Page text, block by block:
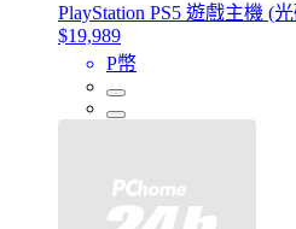
PlayStation PS5 遊戲主機 (
$19,989
P幣